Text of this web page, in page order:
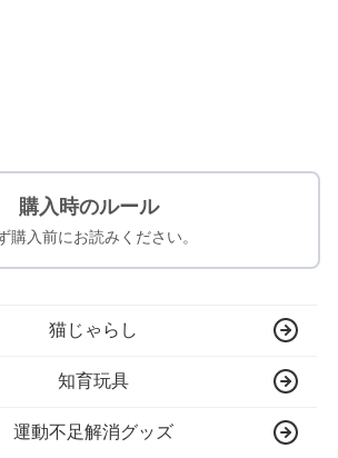
購入時のルール
購入前にお読みください。
猫じゃらし
知育玩具
運動不足解消グッズ